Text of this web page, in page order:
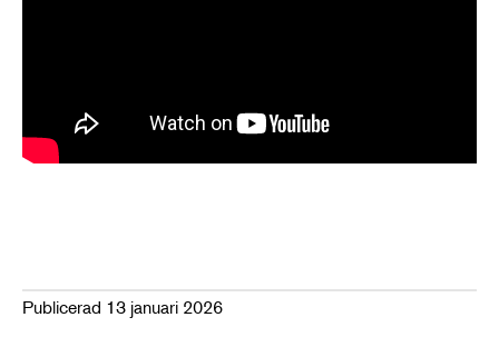
Publicerad 13 januari 2026